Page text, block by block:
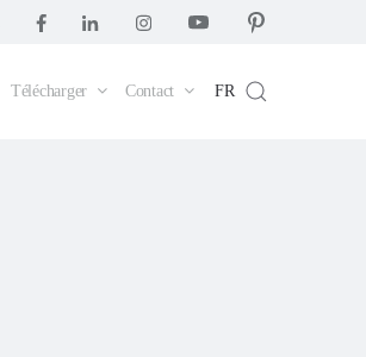
Télécharger Contact FR